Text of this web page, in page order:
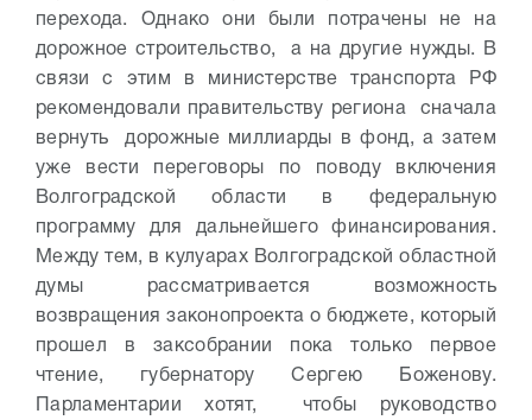
перехода. Однако они были потрачены не на
дорожное строительство, а на другие нужды. В
связи с этим в министерстве транспорта РФ
рекомендовали правительству региона сначала
вернуть дорожные миллиарды в фонд, а затем
уже вести переговоры по поводу включения
Волгоградской области в федеральную
программу для дальнейшего финансирования.
Между тем, в кулуарах Волгоградской областной
думы рассматривается возможность
возвращения законопроекта о бюджете, который
прошел в заксобрании пока только первое
чтение, губернатору Сергею Боженову.
Парламентарии хотят, чтобы руководство